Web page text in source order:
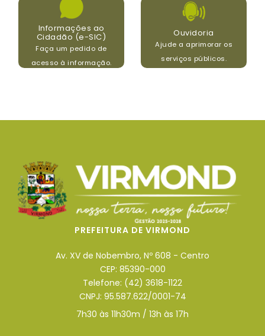
Informações ao
Cidadão (e-SIC)
Faça um pedido de
acesso à informação.
Ouvidoria
Ajude a aprimorar os
serviços públicos.
PREFEITURA DE VIRMOND
Av. XV de Nobembro, Nº 608 - Centro
CEP: 85390-000
Telefone: (42) 3618-1122
CNPJ: 95.587.622/0001-74
7h30 às 11h30m / 13h às 17h